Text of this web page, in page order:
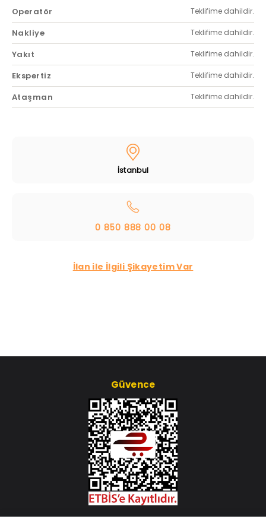
Operatör
Teklifime dahildir.
Nakliye Teklifime dahildir.
Yakıt Teklifime dahildir.
Ekspertiz Teklifime dahildir.
Ataşman Teklifime dahildir.
İstanbul
0 850 888 00 08
İlan ile İlgili Şikayetim Var
Güvence